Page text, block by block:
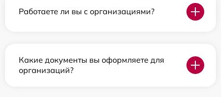
Работаете ли вы с организациями?
Какие документы вы оформляете для
организаций?